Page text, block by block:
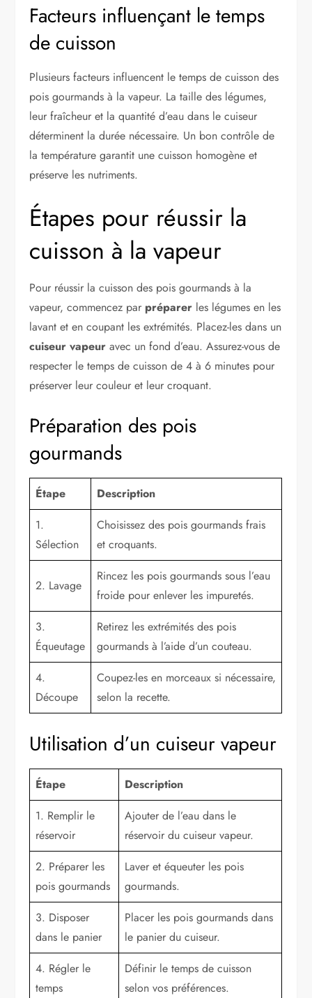
Facteurs influençant le temps
de cuisson
Plusieurs facteurs influencent le temps de cuisson des
pois gourmands à la vapeur. La taille des légumes,
leur fraîcheur et la quantité d’eau dans le cuiseur
déterminent la durée nécessaire. Un bon contrôle de
la température garantit une cuisson homogène et
préserve les nutriments.
Étapes pour réussir la
cuisson à la vapeur
Pour réussir la cuisson des pois gourmands à la
vapeur, commencez par préparer les légumes en les
lavant et en coupant les extrémités. Placez-les dans un
cuiseur vapeur avec un fond d’eau. Assurez-vous de
respecter le temps de cuisson de 4 à 6 minutes pour
préserver leur couleur et leur croquant.
Préparation des pois
gourmands
Étape
Description
1.
Sélection
Choisissez des pois gourmands frais
et croquants.
2. Lavage
Rincez les pois gourmands sous l’eau
froide pour enlever les impuretés.
3.
Équeutage
Retirez les extrémités des pois
gourmands à l’aide d’un couteau.
4.
Découpe
Coupez-les en morceaux si nécessaire,
selon la recette.
Utilisation d’un cuiseur vapeur
Étape
Description
1. Remplir le
réservoir
Ajouter de l’eau dans le
réservoir du cuiseur vapeur.
2. Préparer les
pois gourmands
Laver et équeuter les pois
gourmands.
3. Disposer
dans le panier
Placer les pois gourmands dans
le panier du cuiseur.
4. Régler le
temps
Définir le temps de cuisson
selon vos préférences.